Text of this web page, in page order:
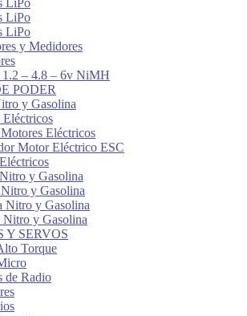
LiPo
LiPo
LiPo
y Medidores
1.2 – 4.8 – 6v NiMH
PODER
y Gasolina
Eléctricos
Eléctricos
Motor Eléctrico ESC
y Gasolina
y Gasolina
Nitro y Gasolina
Nitro y Gasolina
Y SERVOS
Torque
de Radio